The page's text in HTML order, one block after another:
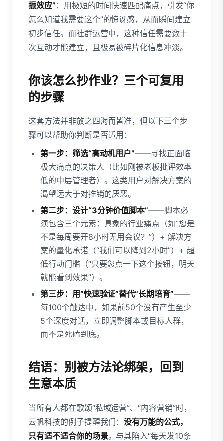
振效应” ：用极短的时间快速匹配痛点，引发“你
怎么知道我需要这个”的惊讶感，从而瞬间建立
初步信任。而社群运营中，这种信任需要数十
次互动才能建立，且极易被碎片化信息冲淡。
你该怎么抄作业？三个可复用
的步骤
这套方法并非放之四海而皆准，但以下三个步
骤可以帮助你判断是否适用：
第一步：筛选“高动机用户”——寻找正面临
极大痛点的决策人（比如刚被老板批评效率
低的中层管理者）。这类用户对解决方案的
渴望远大于对推销的厌恶。
第二步：设计“3分钟价值脚本”——脚本必
须包含三个元素：具象的行业痛点（如“您是
不是每周要开8小时无用会议？”）+ 解决方
案的量化承诺（“我们可以降到2小时”）+ 超
低行动门槛（“只要您点一下这个按钮，明天
就能看到效果”）。
第三步：用“快速验证”替代“长期培育”——
每100个触达中，如果前50个没有产生至少
5个深度对话，立即调整脚本或目标人群，
而不是死磕到底。
结语：别被方法论绑架，回到
生意本质
当所有人都在歌颂“私域运营”、“内容营销”时，
云帆科技的例子提醒我们： 没有万能的公式，
只有适不适合你的场景。与其陷入“每天发10条